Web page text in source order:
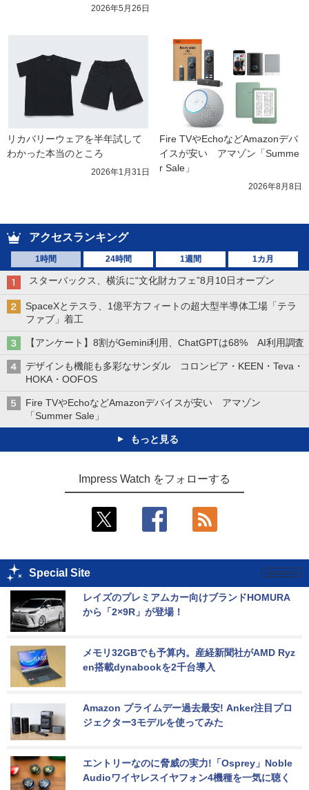
2026年5月26日
リカバリーウェアを半年試して
わかった本当のところ
2026年1月31日
Fire TVやEchoなどAmazonデバ
イスが安い　アマゾン「Summe
r Sale」
2026年8月8日
アクセスランキング
1時間 24時間 1週間 1カ月
スターバックス、横浜に“文化財カフェ”8月10日オープン
SpaceXとテスラ、1億平方フィートの超大型半導体工場「テラ
ファブ」着工
【アンケート】8割がGemini利用、ChatGPTは68% AI利用調査
デザインも機能も多彩なサンダル コロンビア・KEEN・Teva・
HOKA・OOFOS
Fire TVやEchoなどAmazonデバイスが安い アマゾン
「Summer Sale」
もっと見る
Impress Watch をフォローする
Special Site
レイズのプレミアムカー向けブランドHOMURA
から「2×9R」が登場！
メモリ32GBでも予算内。産経新聞社がAMD Ryz
en搭載dynabookを2千台導入
Amazon プライムデー過去最安! Anker注目プロ
ジェクター3モデルを使ってみた
エントリーなのに脅威の実力!「Osprey」Noble
Audioワイヤレスイヤフォン4機種を一気に聴く